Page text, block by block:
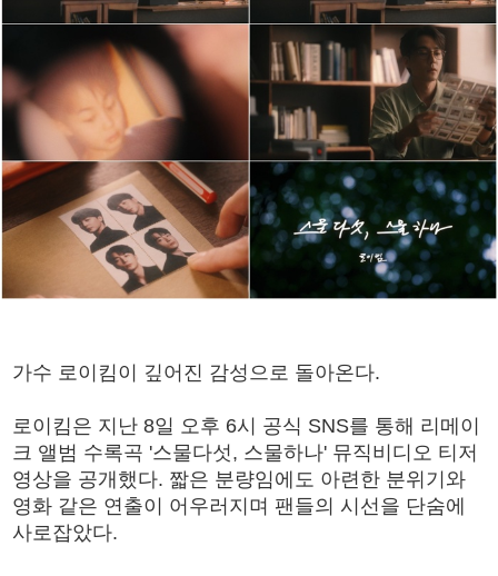
가수 로이킴이 깊어진 감성으로 돌아온다.
로이킴은 지난 8일 오후 6시 공식 SNS를 통해 리메이
크 앨범 수록곡 '스물다섯, 스물하나' 뮤직비디오 티저
영상을 공개했다. 짧은 분량임에도 아련한 분위기와
영화 같은 연출이 어우러지며 팬들의 시선을 단숨에
사로잡았다.